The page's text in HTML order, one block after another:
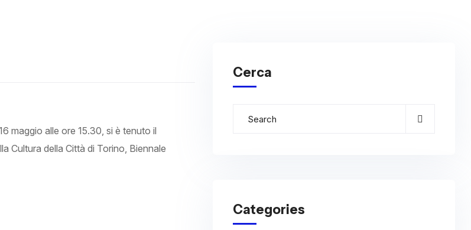
maggio alle ore 15.30, si è tenuto il
Cultura della Città di Torino, Biennale
Cerca
Categories